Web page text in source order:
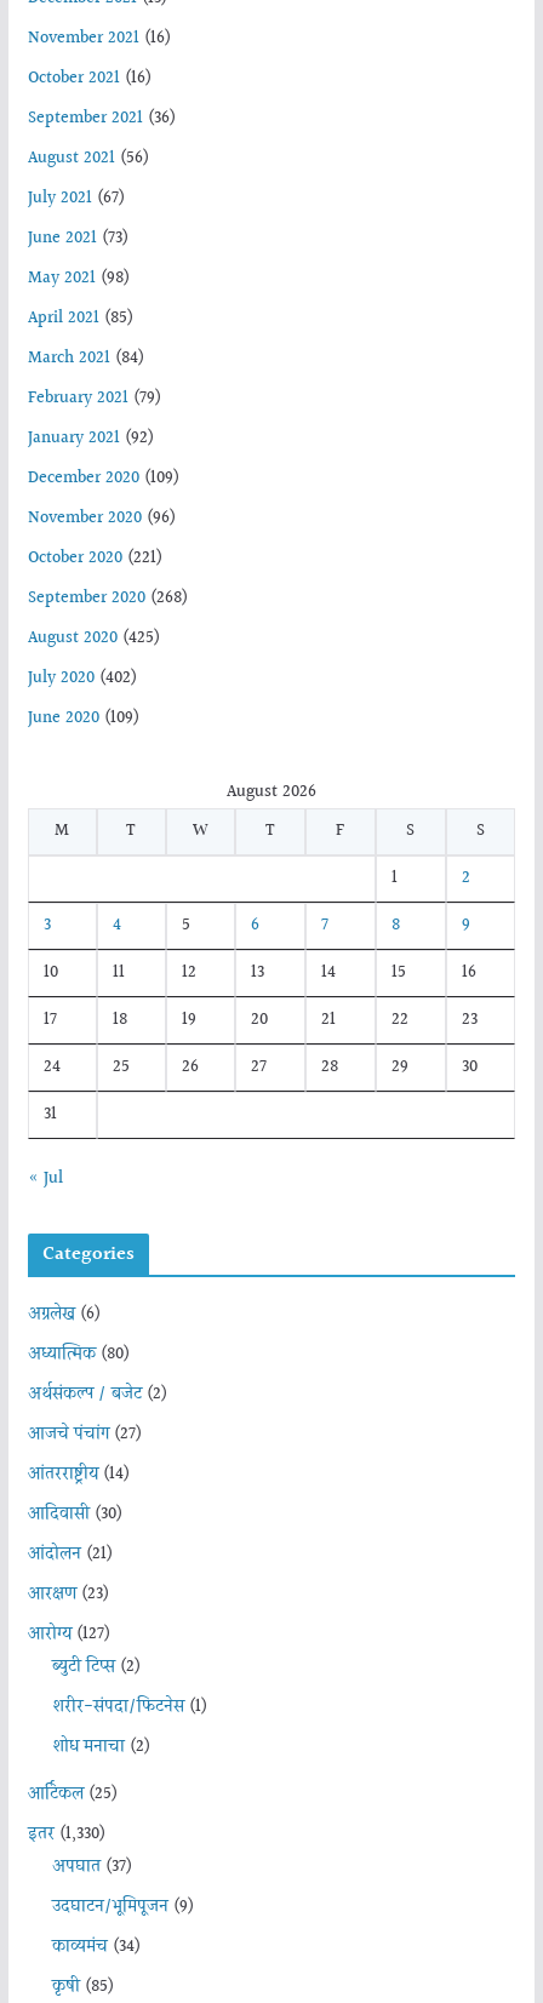
November 2021(16)
October 2021(16)
September 2021(36)
August 2021(56)
July 2021(67)
June 2021(73)
May 2021(98)
April 2021(85)
March 2021(84)
February 2021(79)
January 2021(92)
December 2020(109)
November 2020(96)
October 2020(221)
September 2020(268)
August 2020(425)
July 2020(402)
June 2020(109)
August 2026
M
T W T F S
S
1
2
3
4 5 6 7 8
9
10
11 12 13 14 15
16
17
18 19 20 21 22
23
24
25 26 27 28 29
30
31
« Jul
Categories
अग्रलेख(6)
अध्यात्मिक(80)
अर्थसंकल्प / बजेट(2)
आजचे पंचांग(27)
आंतरराष्ट्रीय(14)
आदिवासी(30)
आंदोलन(21)
आरक्षण(23)
आरोग्य(127)
ब्युटी टिप्स(2)
शरीर-संपदा/फिटनेस(1)
शोध मनाचा(2)
आर्टिकल(25)
इतर(1,330)
अपघात(37)
उदघाटन/भूमिपूजन(9)
काव्यमंच(34)
कृषी(85)